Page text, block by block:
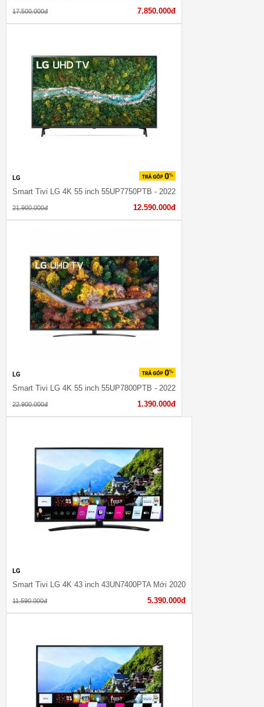
17.500.000đ 7.850.000đ
LG
Smart Tivi LG 4K 55 inch 55UP7750PTB - 2022
21.900.000đ 12.590.000đ
LG
Smart Tivi LG 4K 55 inch 55UP7800PTB - 2022
22.900.000đ 1.390.000đ
LG
Smart Tivi LG 4K 43 inch 43UN7400PTA Mới 2020
11.590.000đ 5.390.000đ